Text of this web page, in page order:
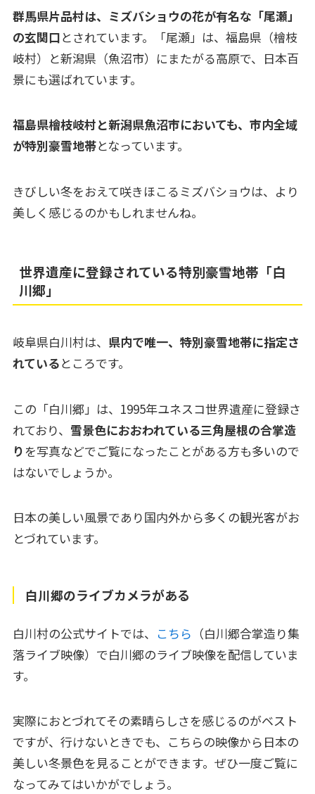
群馬県片品村は、ミズバショウの花が有名な「尾瀬」
の玄関口とされています。「尾瀬」は、福島県（檜枝
岐村）と新潟県（魚沼市）にまたがる高原で、日本百
景にも選ばれています。
福島県檜枝岐村と新潟県魚沼市においても、市内全域
が特別豪雪地帯となっています。
きびしい冬をおえて咲きほこるミズバショウは、より
美しく感じるのかもしれませんね。
世界遺産に登録されている特別豪雪地帯「白
川郷」
岐阜県白川村は、 県内で唯一、特別豪雪地帯に指定さ
れているところです。
この「白川郷」は、1995年ユネスコ世界遺産に登録さ
れており、 雪景色におおわれている三角屋根の合掌造
りを写真などでご覧になったことがある方も多いので
はないでしょうか。
日本の美しい風景であり国内外から多くの観光客がお
とづれています。
白川郷のライブカメラがある
白川村の公式サイトでは、 こちら （白川郷合掌造り集
落ライブ映像）で白川郷のライブ映像を配信していま
す。
実際におとづれてその素晴らしさを感じるのがベスト
ですが、行けないときでも、こちらの映像から日本の
美しい冬景色を見ることができます。ぜひ一度ご覧に
なってみてはいかがでしょう。